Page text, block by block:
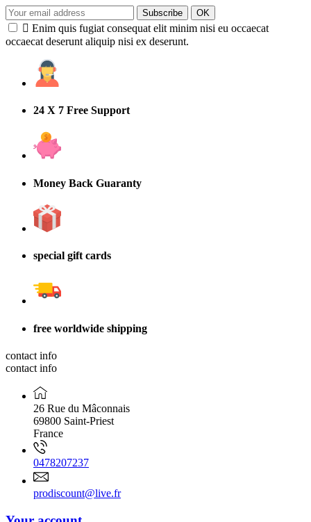
 Enim quis fugiat consequat elit minim nisi eu occaecat
occaecat deserunt aliquip nisi ex deserunt.
24 X 7 Free Support
Money Back Guaranty
special gift cards
free worldwide shipping
contact info
contact info
26 Rue du Mâconnais
69800 Saint-Priest
France
0478207237
prodiscount@live.fr